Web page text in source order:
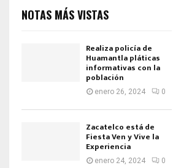
NOTAS MÁS VISTAS
Realiza policía de
Huamantla pláticas
informativas con la
población
enero 26, 2024 0
Zacatelco está de
Fiesta Ven y Vive la
Experiencia
enero 24, 2024 0